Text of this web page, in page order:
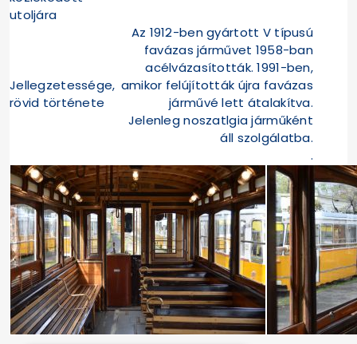
utoljára
Jellegzetessége,
rövid története
Az 1912-ben gyártott V típusú
favázas járművet 1958-ban
acélvázasították. 1991-ben,
amikor felújították újra favázas
járművé lett átalakítva.
Jelenleg noszatlgia járműként
áll szolgálatba.
.